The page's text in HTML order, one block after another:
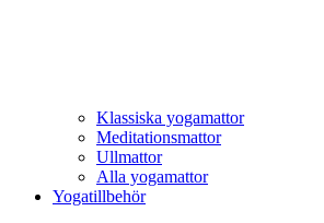
Klassiska yogamattor
Meditationsmattor
Ullmattor
Alla yogamattor
Yogatillbehör